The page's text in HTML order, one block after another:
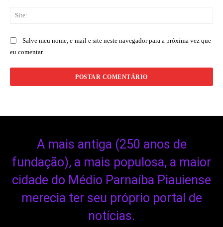
Salve meu nome, e-mail e site neste navegador para a próxima vez que
eu comentar.
A mais antiga (250 anos de
fundação), a mais populosa, a maior
cidade do Médio Parnaíba Piauiense
merecia ter seu próprio portal de
notícias.